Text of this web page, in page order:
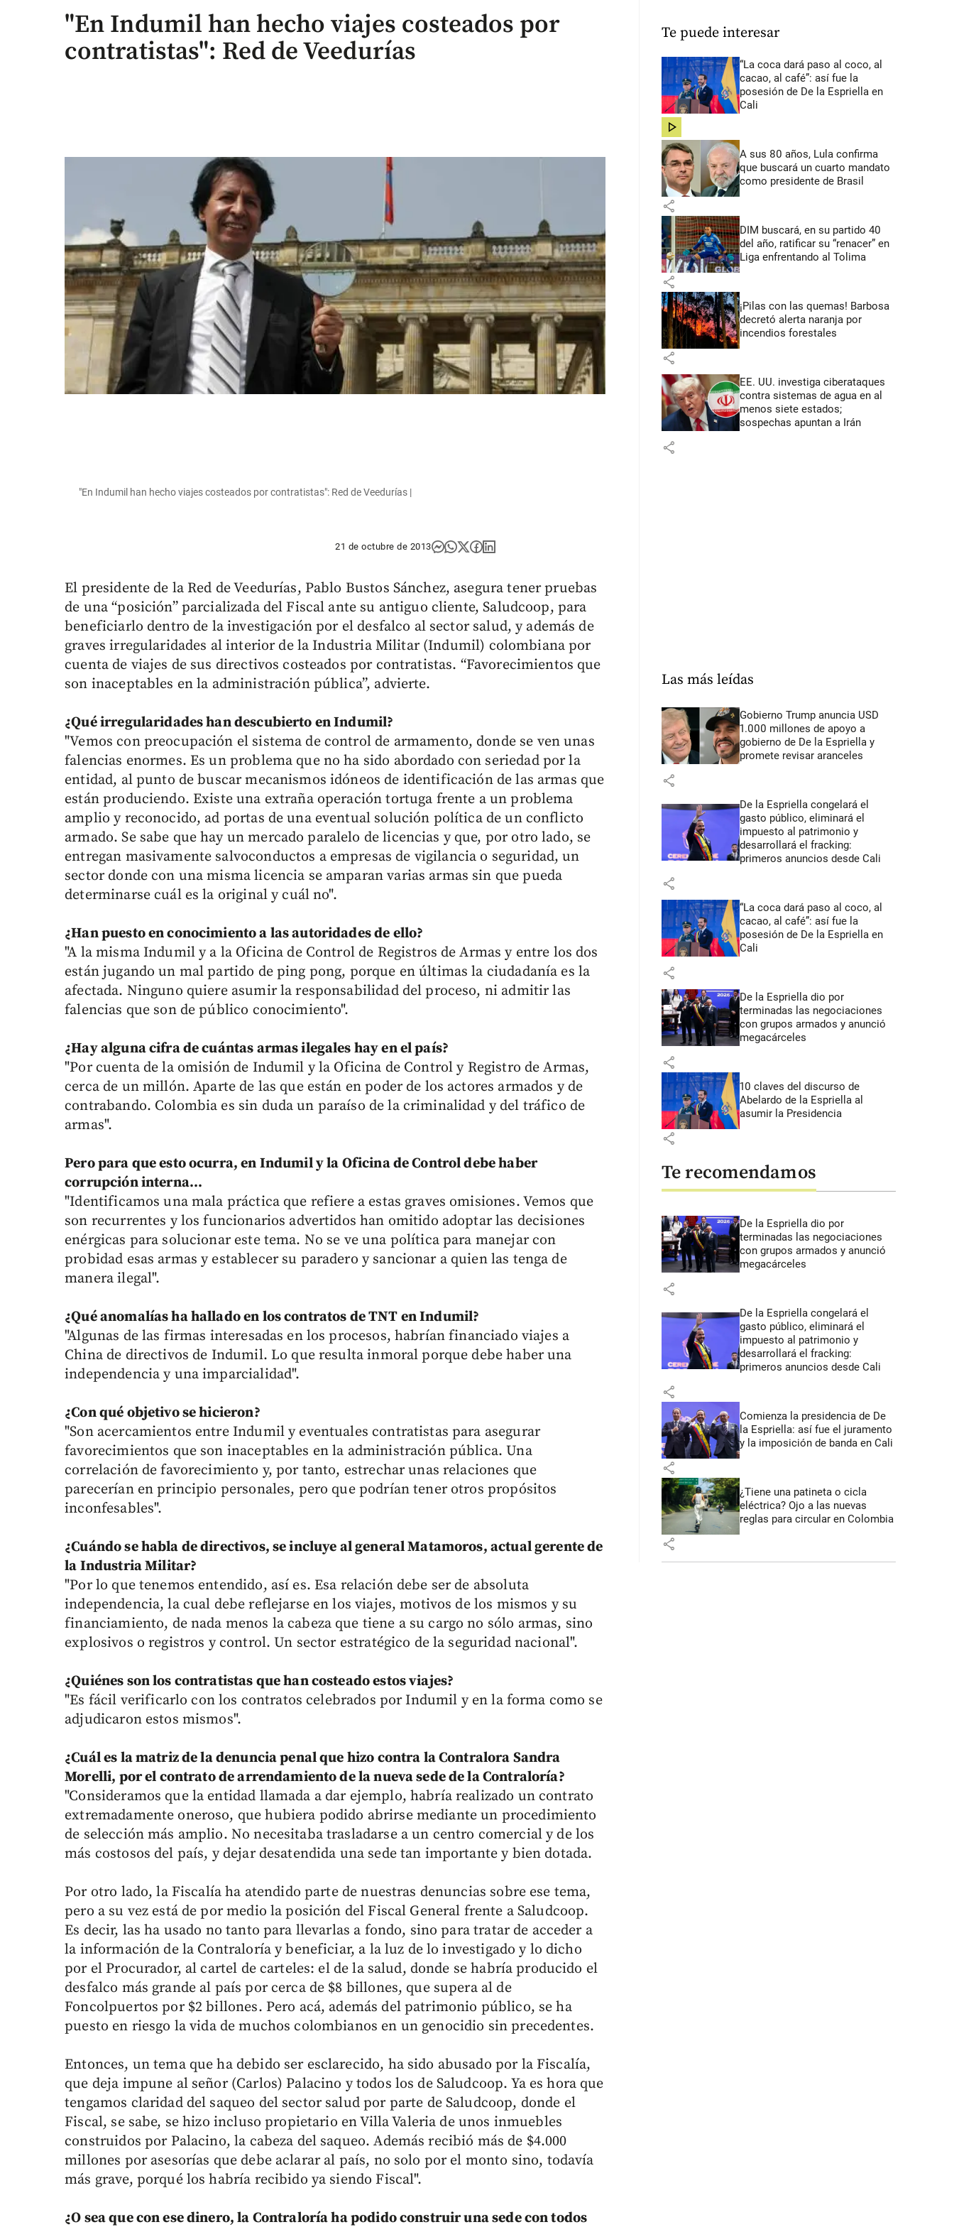
"En Indumil han hecho viajes costeados por
contratistas": Red de Veedurías
"En Indumil han hecho viajes costeados por contratistas": Red de Veedurías |
21 de octubre de 2013
El presidente de la Red de Veedurías, Pablo Bustos Sánchez, asegura tener pruebas
de una “posición” parcializada del Fiscal ante su antiguo cliente, Saludcoop, para
beneficiarlo dentro de la investigación por el desfalco al sector salud, y además de
graves irregularidades al interior de la Industria Militar (Indumil) colombiana por
cuenta de viajes de sus directivos costeados por contratistas. “Favorecimientos que
son inaceptables en la administración pública”, advierte.
¿Qué irregularidades han descubierto en Indumil?
"Vemos con preocupación el sistema de control de armamento, donde se ven unas
falencias enormes. Es un problema que no ha sido abordado con seriedad por la
entidad, al punto de buscar mecanismos idóneos de identificación de las armas que
están produciendo. Existe una extraña operación tortuga frente a un problema
amplio y reconocido, ad portas de una eventual solución política de un conflicto
armado. Se sabe que hay un mercado paralelo de licencias y que, por otro lado, se
entregan masivamente salvoconductos a empresas de vigilancia o seguridad, un
sector donde con una misma licencia se amparan varias armas sin que pueda
determinarse cuál es la original y cuál no".
¿Han puesto en conocimiento a las autoridades de ello?
"A la misma Indumil y a la Oficina de Control de Registros de Armas y entre los dos
están jugando un mal partido de ping pong, porque en últimas la ciudadanía es la
afectada. Ninguno quiere asumir la responsabilidad del proceso, ni admitir las
falencias que son de público conocimiento".
¿Hay alguna cifra de cuántas armas ilegales hay en el país?
"Por cuenta de la omisión de Indumil y la Oficina de Control y Registro de Armas,
cerca de un millón. Aparte de las que están en poder de los actores armados y de
contrabando. Colombia es sin duda un paraíso de la criminalidad y del tráfico de
armas".
Pero para que esto ocurra, en Indumil y la Oficina de Control debe haber
corrupción interna…
"Identificamos una mala práctica que refiere a estas graves omisiones. Vemos que
son recurrentes y los funcionarios advertidos han omitido adoptar las decisiones
enérgicas para solucionar este tema. No se ve una política para manejar con
probidad esas armas y establecer su paradero y sancionar a quien las tenga de
manera ilegal".
¿Qué anomalías ha hallado en los contratos de TNT en Indumil?
"Algunas de las firmas interesadas en los procesos, habrían financiado viajes a
China de directivos de Indumil. Lo que resulta inmoral porque debe haber una
independencia y una imparcialidad".
¿Con qué objetivo se hicieron?
"Son acercamientos entre Indumil y eventuales contratistas para asegurar
favorecimientos que son inaceptables en la administración pública. Una
correlación de favorecimiento y, por tanto, estrechar unas relaciones que
parecerían en principio personales, pero que podrían tener otros propósitos
inconfesables".
¿Cuándo se habla de directivos, se incluye al general Matamoros, actual gerente de
la Industria Militar?
"Por lo que tenemos entendido, así es. Esa relación debe ser de absoluta
independencia, la cual debe reflejarse en los viajes, motivos de los mismos y su
financiamiento, de nada menos la cabeza que tiene a su cargo no sólo armas, sino
explosivos o registros y control. Un sector estratégico de la seguridad nacional".
¿Quiénes son los contratistas que han costeado estos viajes?
"Es fácil verificarlo con los contratos celebrados por Indumil y en la forma como se
adjudicaron estos mismos".
¿Cuál es la matriz de la denuncia penal que hizo contra la Contralora Sandra
Morelli, por el contrato de arrendamiento de la nueva sede de la Contraloría?
"Consideramos que la entidad llamada a dar ejemplo, habría realizado un contrato
extremadamente oneroso, que hubiera podido abrirse mediante un procedimiento
de selección más amplio. No necesitaba trasladarse a un centro comercial y de los
más costosos del país, y dejar desatendida una sede tan importante y bien dotada.
Por otro lado, la Fiscalía ha atendido parte de nuestras denuncias sobre ese tema,
pero a su vez está de por medio la posición del Fiscal General frente a Saludcoop.
Es decir, las ha usado no tanto para llevarlas a fondo, sino para tratar de acceder a
la información de la Contraloría y beneficiar, a la luz de lo investigado y lo dicho
por el Procurador, al cartel de carteles: el de la salud, donde se habría producido el
desfalco más grande al país por cerca de $8 billones, que supera al de
Foncolpuertos por $2 billones. Pero acá, además del patrimonio público, se ha
puesto en riesgo la vida de muchos colombianos en un genocidio sin precedentes.
Entonces, un tema que ha debido ser esclarecido, ha sido abusado por la Fiscalía,
que deja impune al señor (Carlos) Palacino y todos los de Saludcoop. Ya es hora que
tengamos claridad del saqueo del sector salud por parte de Saludcoop, donde el
Fiscal, se sabe, se hizo incluso propietario en Villa Valeria de unos inmuebles
construidos por Palacino, la cabeza del saqueo. Además recibió más de $4.000
millones por asesorías que debe aclarar al país, no solo por el monto sino, todavía
más grave, porqué los habría recibido ya siendo Fiscal".
¿O sea que con ese dinero, la Contraloría ha podido construir una sede con todos
Te puede interesar
“La coca dará paso al coco, al
cacao, al café”: así fue la
posesión de De la Espriella en
Cali
share
A sus 80 años, Lula confirma
que buscará un cuarto mandato
como presidente de Brasil
share
DIM buscará, en su partido 40
del año, ratificar su “renacer” en
Liga enfrentando al Tolima
share
¡Pilas con las quemas! Barbosa
decretó alerta naranja por
incendios forestales
share
EE. UU. investiga ciberataques
contra sistemas de agua en al
menos siete estados;
sospechas apuntan a Irán
share
Las más leídas
Gobierno Trump anuncia USD
1.000 millones de apoyo a
gobierno de De la Espriella y
promete revisar aranceles
share
De la Espriella congelará el
gasto público, eliminará el
impuesto al patrimonio y
desarrollará el fracking:
primeros anuncios desde Cali
share
“La coca dará paso al coco, al
cacao, al café”: así fue la
posesión de De la Espriella en
Cali
share
De la Espriella dio por
terminadas las negociaciones
con grupos armados y anunció
megacárceles
share
10 claves del discurso de
Abelardo de la Espriella al
asumir la Presidencia
share
Te recomendamos
De la Espriella dio por
terminadas las negociaciones
con grupos armados y anunció
megacárceles
share
De la Espriella congelará el
gasto público, eliminará el
impuesto al patrimonio y
desarrollará el fracking:
primeros anuncios desde Cali
share
Comienza la presidencia de De
la Espriella: así fue el juramento
y la imposición de banda en Cali
share
¿Tiene una patineta o cicla
eléctrica? Ojo a las nuevas
reglas para circular en Colombia
share